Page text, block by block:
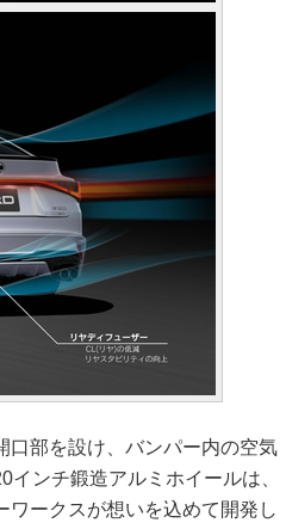
部を設け、バンパー内の空気
ンチ鍛造アルミホイールは、
ワークスが想いを込めて開発し